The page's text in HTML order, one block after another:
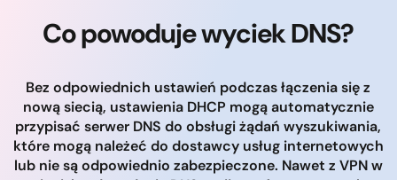
Co powoduje wyciek DNS?
Bez odpowiednich ustawień podczas łączenia się z
nową siecią, ustawienia DHCP mogą automatycznie
przypisać serwer DNS do obsługi żądań wyszukiwania,
które mogą należeć do dostawcy usług internetowych
lub nie są odpowiednio zabezpieczone. Nawet z VPN w